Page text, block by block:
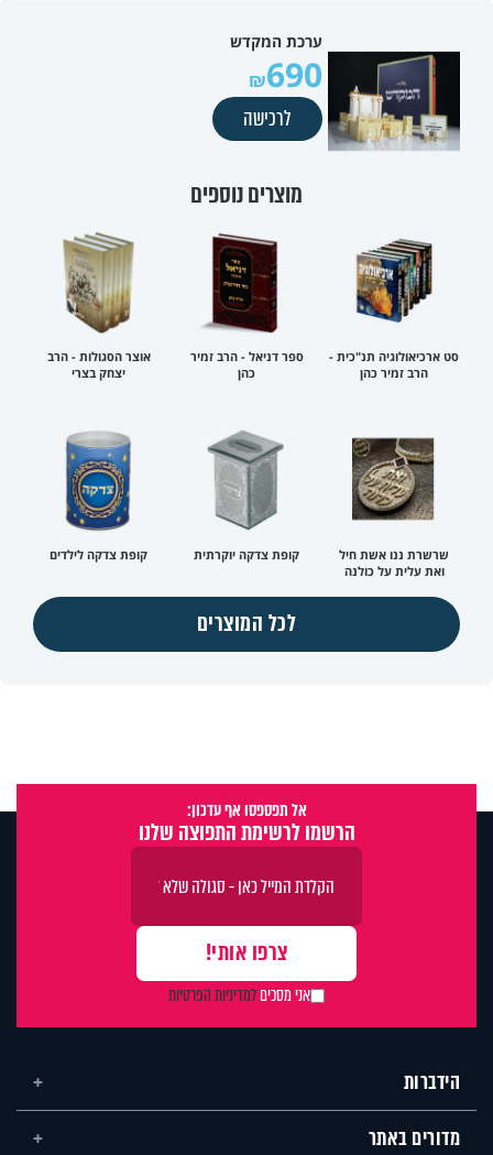
ערכת המקדש
690
לרכישה
מוצרים נוספים
סט ארכיאולוגיה תנ"כית -
הרב זמיר כהן
ספר דניאל - הרב זמיר
כהן
אוצר הסגולות - הרב
יצחק בצרי
שרשרת ננו אשת חיל
ואת עלית על כולנה
קופת צדקה יוקרתית קופת צדקה לילדים
לכל המוצרים
אל תפספסו אף עדכון:
הרשמו לרשימת התפוצה שלנו
אני מסכיםלמדיניות הפרטיות
הידברות
מדורים באתר